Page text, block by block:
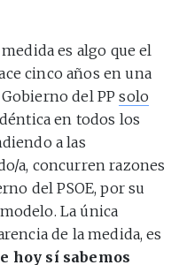
es algo que el
cinco años en una
del PPsolo
en todos los
a las
a, concurren razones
del PSOE, por su
La única
de la medida, es
hoy sí sabemos